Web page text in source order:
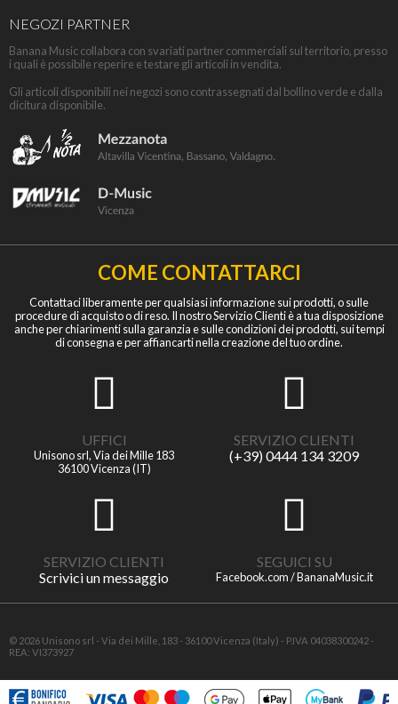
NEGOZI PARTNER
Banana Music collabora con svariati partner commerciali sul territorio, presso
i quali è possibile reperire e testare gli articoli in vendita.
Gli articoli disponibili nei negozi sono contrassegnati dal bollino verde e dalla
dicitura disponibile.
COME CONTATTARCI
Contattaci liberamente per qualsiasi informazione sui prodotti, o sulle
procedure di acquisto o di reso. Il nostro Servizio Clienti è a tua disposizione
anche per chiarimenti sulla garanzia e sulle condizioni dei prodotti, sui tempi
di consegna e per affiancarti nella creazione del tuo ordine.
UFFICI
Unisono srl, Via dei Mille 183
36100 Vicenza (IT)
SERVIZIO CLIENTI
(+39) 0444 134 3209
SERVIZIO CLIENTI
Scrivici un messaggio
SEGUICI SU
Facebook.com / BananaMusic.it
© 2026 Unisono srl - Via dei Mille, 183 - 36100 Vicenza (Italy) - P.IVA 04038300242 -
REA: VI373927